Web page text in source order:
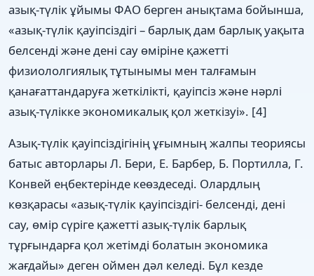
азық-түлік ұйымы ФАО берген анықтама бойынша,
«азық-түлік қауіпсіздігі – барлық дам барлық уақыта
белсенді және дені сау өміріне қажетті
физиололгиялық тұтынымы мен талғамын
қанағаттандаруға жеткілікті, қауіпсіз және нәрлі
азық-түлікке экономикалық қол жеткізуі». [4]
Азық-түлік қауіпсіздігінің ұғымның жалпы теориясы
батыс авторлары Л. Бери, Е. Барбер, Б. Портилла, Г.
Конвей еңбектерінде кеөздеседі. Олардлың
көзқарасы «азық-түлік қауіпсіздігі- белсенді, дені
сау, өмір сүріге қажетті азық-түлік барлық
тұрғындарға қол жетімді болатын экономика
жағдайы» деген оймен дәл келеді. Бұл кезде